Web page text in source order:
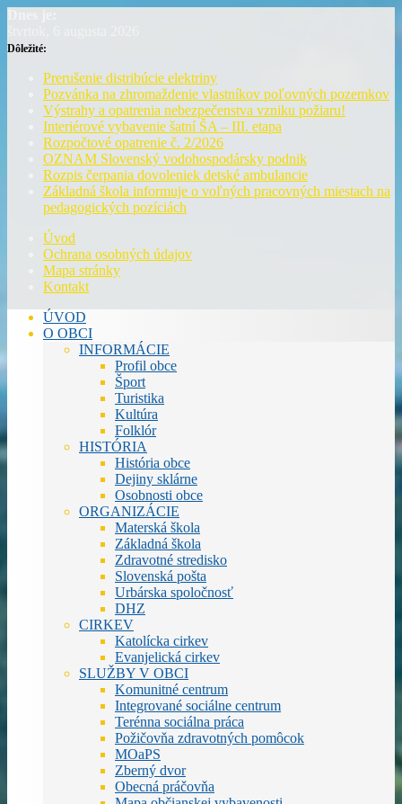
Dôležité:
Prerušenie distribúcie elektriny
Pozvánka na zhromaždenie vlastníkov poľovných pozemkov
Výstrahy a opatrenia nebezpečenstva vzniku požiaru!
Interiérové vybavenie šatní ŠA – III. etapa
Rozpočtové opatrenie č. 2/2026
OZNAM Slovenský vodohospodársky podnik
Rozpis čerpania dovoleniek detské ambulancie
Základná škola informuje o voľných pracovných miestach na
pedagogických pozíciách
Úvod
Ochrana osobných údajov
Mapa stránky
Kontakt
ÚVOD
O OBCI
INFORMÁCIE
Profil obce
Šport
Turistika
Kultúra
Folklór
HISTÓRIA
História obce
Dejiny sklárne
Osobnosti obce
ORGANIZÁCIE
Materská škola
Základná škola
Zdravotné stredisko
Slovenská pošta
Urbárska spoločnosť
DHZ
CIRKEV
Katolícka cirkev
Evanjelická cirkev
SLUŽBY V OBCI
Komunitné centrum
Integrované sociálne centrum
Terénna sociálna práca
Požičovňa zdravotných pomôcok
MOaPS
Zberný dvor
Obecná práčovňa